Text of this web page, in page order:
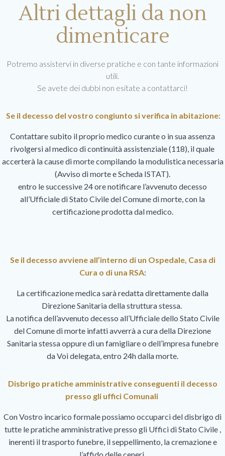
Altri dettagli da non
dimenticare
Potremo assistervi in diverse pratiche e con tante informazioni
utili.
Se avete dei dubbi non esitate a contattarci!
Se il decesso del vostro congiunto si verifica in abitazione:
Contattare subito il proprio medico curante o in sua assenza
rivolgersi al medico di continuità assistenziale (118), il quale
accerterà la cause di morte compilando la modulistica necessaria
(Avviso di morte e Scheda ISTAT).
entro le successive 24 ore notificare l’avvenuto decesso
all’Ufficiale di Stato Civile del Comune di morte, con la
certificazione prodotta dal medico.
Se il decesso avviene all’interno di un Ospedale, Casa di
Cura o di una RSA:
La certificazione medica sarà redatta direttamente dalla
Direzione Sanitaria della struttura stessa.
La notifica dell’avvenuto decesso all’Ufficiale dello Stato Civile
del Comune di morte infatti avverrà a cura della Direzione
Sanitaria stessa oppure di un famigliare o dell’impresa funebre
da Voi delegata, entro 24h dalla morte.
Disbrigo pratiche amministrative conseguenti il decesso
presso gli uffici Comunali
Con Vostro incarico formale possiamo occuparci del disbrigo di
tutte le pratiche amministrative presso gli Uffici di Stato Civile ,
inerenti il trasporto funebre, il seppellimento, la cremazione e
l’affido delle ceneri.